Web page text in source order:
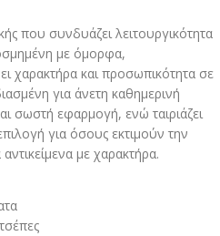
που συνδυάζει λειτουργικότητα
με όμορφα,
χαρακτήρα και προσωπικότητα σε
για άνετη καθημερινή
σωστή εφαρμογή, ενώ ταιριάζει
για όσους εκτιμούν την
με χαρακτήρα.